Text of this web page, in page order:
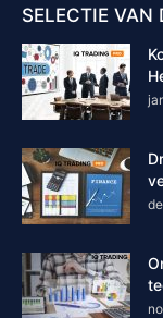
SELECTIE VAN